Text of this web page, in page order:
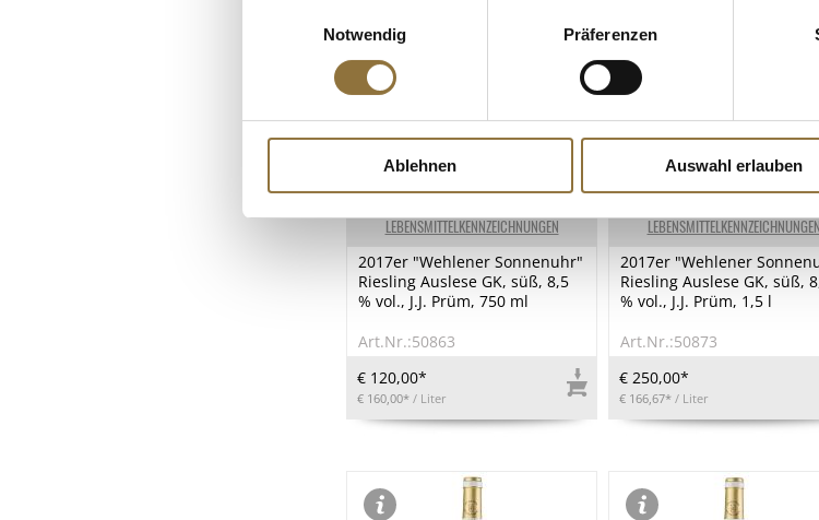
Notwendig
Präferenzen
Ablehnen Auswahl erlauben
LEBENSMITTELKENNZEICHNUNGEN
2017er "Wehlener Sonnenuhr"
Riesling Auslese GK, süß, 8,5
% vol., J.J. Prüm, 750 ml
Art.Nr.:50863
€ 120,00*
€ 160,00* / Liter
LEBENSMITTELKENNZEICHNUNGEN
2017er "Wehlener
Riesling Auslese GK, süß,
% vol., J.J. Prüm, 1,5 l
Art.Nr.:50873
€ 250,00*
€ 166,67* / Liter